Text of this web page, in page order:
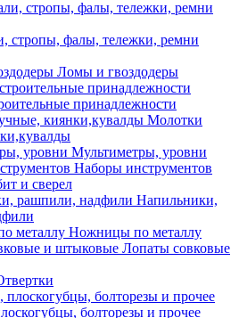
стропы, фалы, тележки, ремни
Ломы и гвоздодеры
принадлежности
Молотки
Мультиметры, уровни
Наборы инструментов
и сверел
Напильники,
Ножницы по металлу
Лопаты совковые
болторезы и прочее